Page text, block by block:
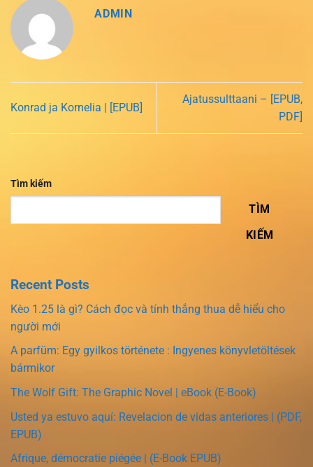
ADMIN
Konrad ja Kornelia | [EPUB]
Ajatussulttaani – [EPUB,
PDF]
Tìm kiếm
TÌM
KIẾM
Recent Posts
Kèo 1.25 là gì? Cách đọc và tính thắng thua dễ hiểu cho
người mới
A parfüm: Egy gyilkos története : Ingyenes könyvletöltések
bármikor
The Wolf Gift: The Graphic Novel | eBook (E-Book)
Usted ya estuvo aquí: Revelacion de vidas anteriores | (PDF,
EPUB)
Afrique, démocratie piégée | (E-Book EPUB)